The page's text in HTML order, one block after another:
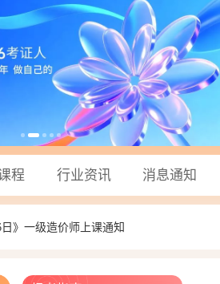
程 行业资讯 消息通知
》一级造价师上课通知
》安全工程师上课通知
造师“黄金集训”时间安排🔥